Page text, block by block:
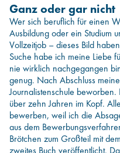
Ganz oder gar nicht
Wer sich beruflich für einen
Ausbildung oder ein Studium
Vollzeitjob – dieses Bild
Suche habe ich meine Liebe
nie wirklich nachgegangen
genug. Nach Abschluss
Journalistenschule
über zehn Jahren im Kopf.
bewerben, weil ich die
aus dem
Brötchen zum Großteil mit
zweites Buch veröffentlicht.